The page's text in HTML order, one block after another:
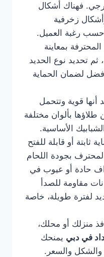
فهناك أشكال
زخرفية
رغبة العميل.
المحترفة بمعاينة
ثم تحديد نوع الحديد
لضمان الحماية
أنها قوية وتتحمل
طلاؤها بألوان مختلفة
الأساسية.
ثابتة أو قابلة للفتح
بجودة اللحام
حادة أو عيوب في
مقاومة للصدأ
لفترة طويلة، خاصة
منزلك أو محلك،
في دبي يمنحك
والسعر.